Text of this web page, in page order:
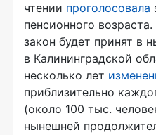
чтении проголосовала
пенсионного
закон будет принят в
в Калининградской
несколько лет
приблизительно
(около 100 тыс.
нынешней